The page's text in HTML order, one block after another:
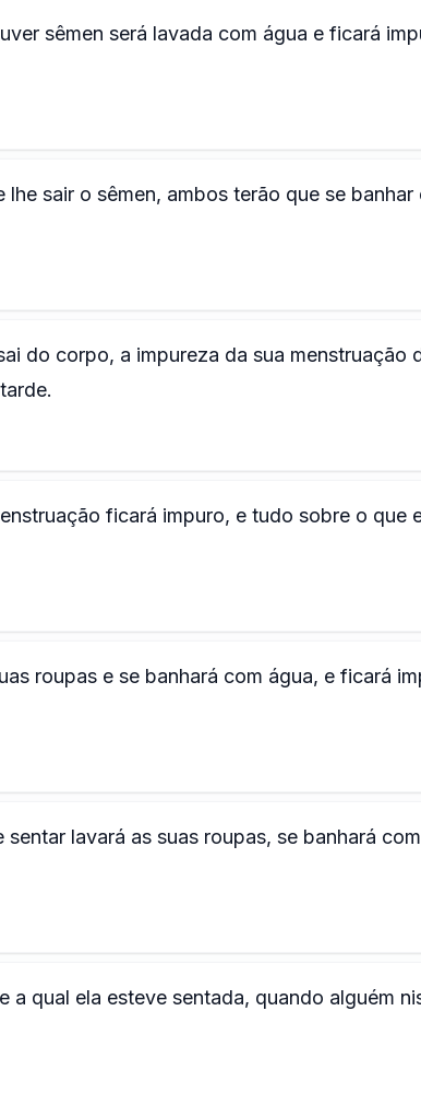
sêmen será lavada com água e ficará
sair o sêmen, ambos terão que se banhar
do corpo, a impureza da sua menstruação
ficará impuro, e tudo sobre o que
roupas e se banhará com água, e ficará
lavará as suas roupas, se banhará
a qual ela esteve sentada, quando alguém